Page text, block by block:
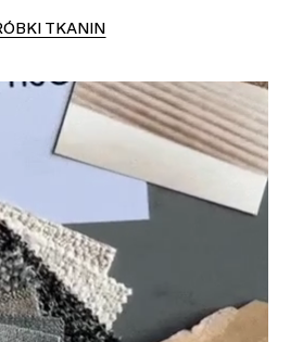
TKANIN